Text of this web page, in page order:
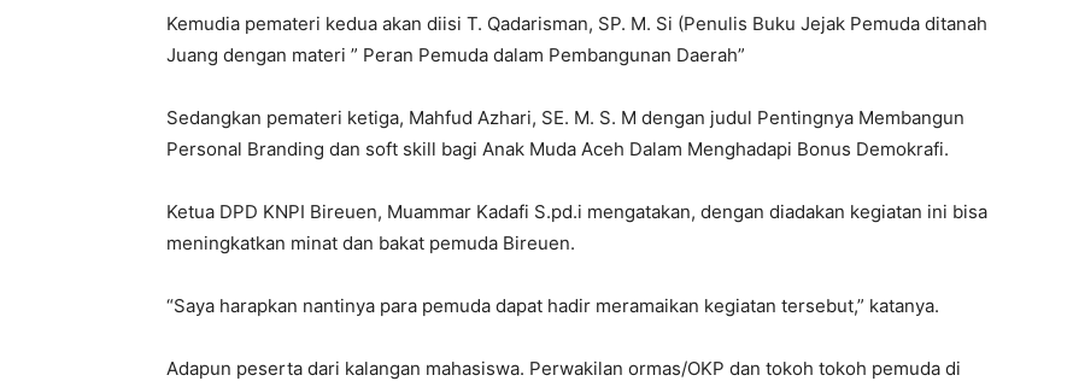
Kemudia pemateri kedua akan diisi T. Qadarisman, SP. M. Si (Penulis Buku Jejak Pemuda ditanah
Juang dengan materi ” Peran Pemuda dalam Pembangunan Daerah”
Sedangkan pemateri ketiga, Mahfud Azhari, SE. M. S. M dengan judul Pentingnya Membangun
Personal Branding dan soft skill bagi Anak Muda Aceh Dalam Menghadapi Bonus Demokrafi.
Ketua DPD KNPI Bireuen, Muammar Kadafi S.pd.i mengatakan, dengan diadakan kegiatan ini bisa
meningkatkan minat dan bakat pemuda Bireuen.
“Saya harapkan nantinya para pemuda dapat hadir meramaikan kegiatan tersebut,” katanya.
Adapun peserta dari kalangan mahasiswa. Perwakilan ormas/OKP dan tokoh tokoh pemuda di